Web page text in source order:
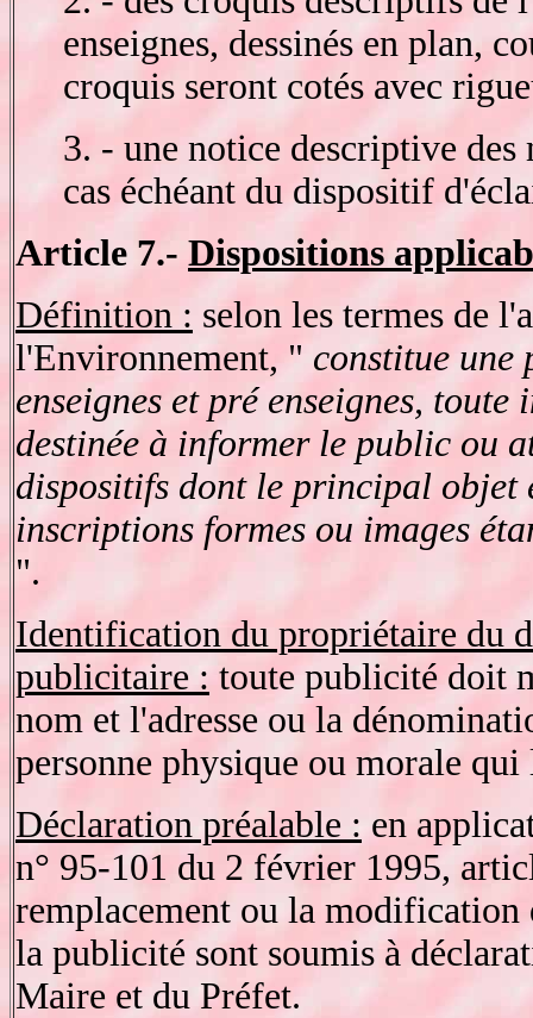
enseignes, dessinés en plan,
croquis seront cotés avec
3. - une notice descriptive
cas échéant du dispositif
Article 7.- Dispositions
Définition : selon les termes de
l'Environnement, " constitue une
enseignes et pré enseignes,
destinée à informer le public ou
dispositifs dont le principal objet
inscriptions formes ou images
".
Identification du propriétaire du
publicitaire : toute publicité doit
nom et l'adresse ou la
personne physique ou morale qui
Déclaration préalable : en
n° 95-101 du 2 février 1995,
remplacement ou la modification
la publicité sont soumis à
Maire et du Préfet.